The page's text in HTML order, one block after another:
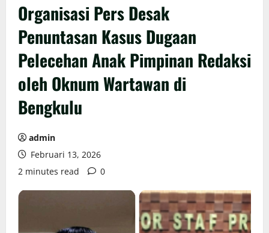
Organisasi Pers Desak
Penuntasan Kasus Dugaan
Pelecehan Anak Pimpinan Redaksi
oleh Oknum Wartawan di
Bengkulu
admin
Februari 13, 2026
2 minutes read
0